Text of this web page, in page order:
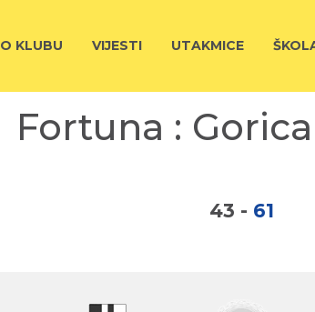
O KLUBU VIJESTI UTAKMICE
Fortuna :
43 - 61